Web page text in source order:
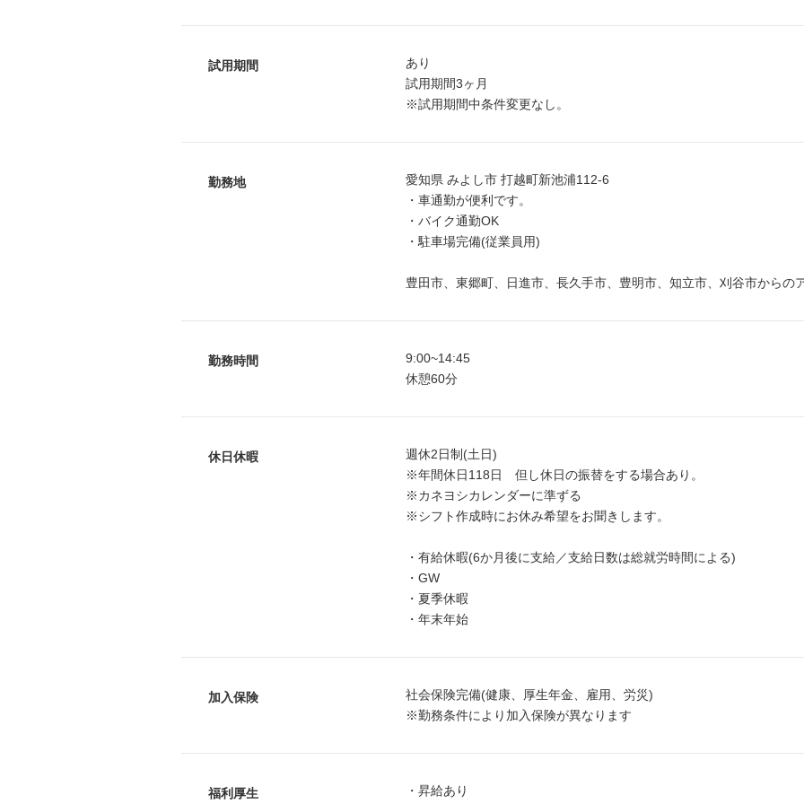
試用期間
あり
試用期間3ヶ月
※試用期間中条件変更なし。
勤務地
愛知県 みよし市 打越町新池浦112-6
・車通勤が便利です。
・バイク通勤OK
・駐車場完備(従業員用)
豊田市、東郷町、日進市、長久手市、豊明市、知立市、刈谷市からの
勤務時間
9:00~14:45
休憩60分
休日休暇
週休2日制(土日)
※年間休日118日 但し休日の振替をする場合あり。
※カネヨシカレンダーに準ずる
※シフト作成時にお休み希望をお聞きします。
・有給休暇(6か月後に支給／支給日数は総就労時間による)
・GW
・夏季休暇
・年末年始
加入保険
社会保険完備(健康、厚生年金、雇用、労災)
※勤務条件により加入保険が異なります
福利厚生 ・昇給あり